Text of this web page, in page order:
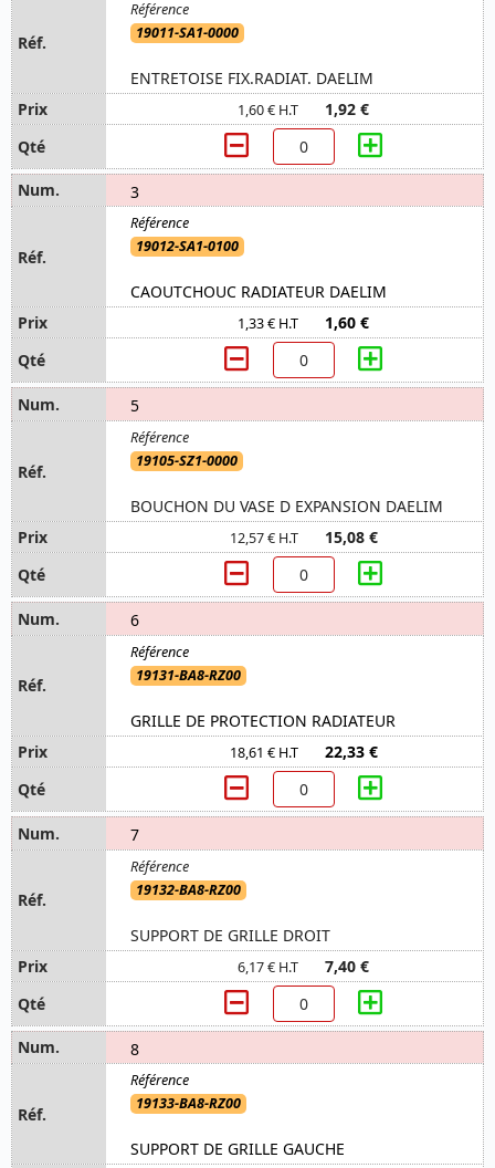
19011-SA1-0000
ENTRETOISE FIX.RADIAT. DAELIM
1,60 € H.T 1,92 €
3
19012-SA1-0100
CAOUTCHOUC RADIATEUR DAELIM
1,33 € H.T 1,60 €
5
19105-SZ1-0000
BOUCHON DU VASE D EXPANSION DAELIM
12,57 € H.T 15,08 €
6
19131-BA8-RZ00
GRILLE DE PROTECTION RADIATEUR
18,61 € H.T 22,33 €
7
19132-BA8-RZ00
SUPPORT DE GRILLE DROIT
6,17 € H.T 7,40 €
8
19133-BA8-RZ00
SUPPORT DE GRILLE GAUCHE